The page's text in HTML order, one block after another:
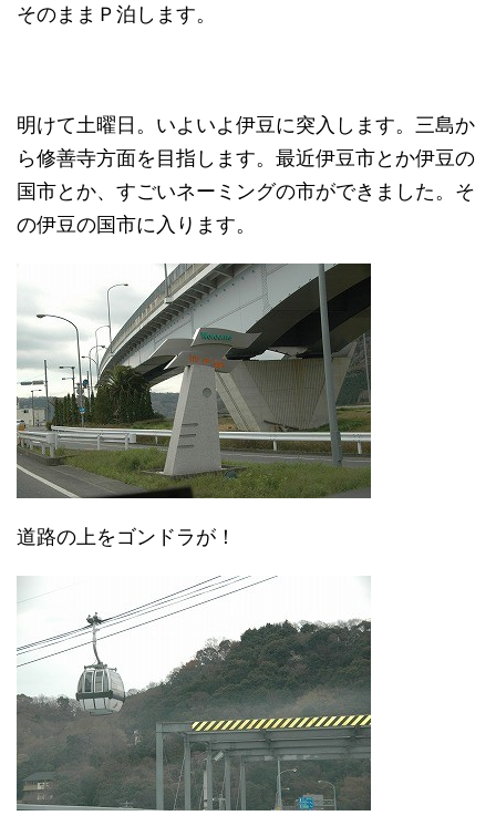
そのままＰ泊します。
明けて土曜日。いよいよ伊豆に突入します。三島か
ら修善寺方面を目指します。最近伊豆市とか伊豆の
国市とか、すごいネーミングの市ができました。そ
の伊豆の国市に入ります。
道路の上をゴンドラが！